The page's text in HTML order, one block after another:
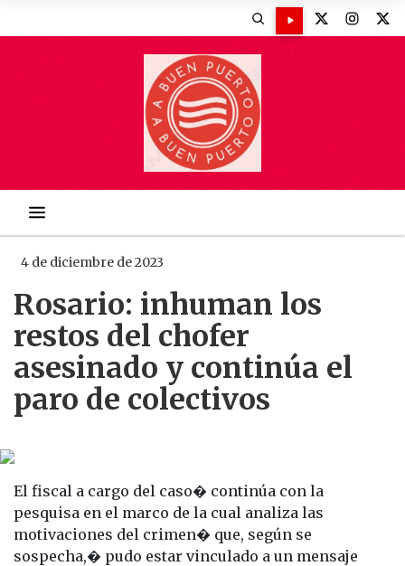
4 de diciembre de 2023
Rosario: inhuman los
restos del chofer
asesinado y continúa el
paro de colectivos
El fiscal a cargo del caso� continúa con la
pesquisa en el marco de la cual analiza las
motivaciones del crimen� que, según se
sospecha,� pudo estar vinculado a un mensaje